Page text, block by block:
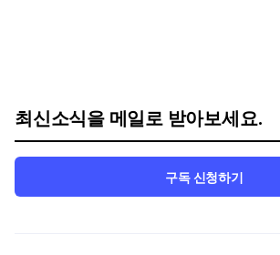
최신소식을 메일로 받아보세요.
구독 신청하기